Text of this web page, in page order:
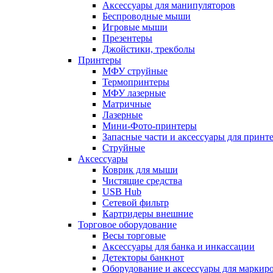
Аксессуары для манипуляторов
Беспроводные мыши
Игровые мыши
Презентеры
Джойстики, трекболы
Принтеры
МФУ струйные
Термопринтеры
МФУ лазерные
Матричные
Лазерные
Мини-Фото-принтеры
Запасные части и аксессуары для
Струйные
Аксессуары
Коврик для мыши
Чистящие средства
USB Hub
Сетевой фильтр
Картридеры внешние
Торговое оборудование
Весы торговые
Аксессуары для банка и инкассации
Детекторы банкнот
Оборудование и аксессуары для